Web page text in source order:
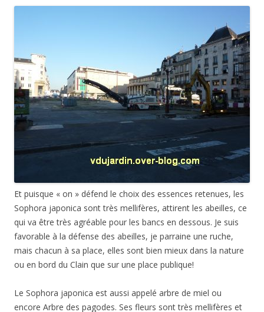
Et puisque « on » défend le choix des essences retenues, les
Sophora japonica sont très mellifères, attirent les abeilles, ce
qui va être très agréable pour les bancs en dessous. Je suis
favorable à la défense des abeilles, je parraine une ruche,
mais chacun à sa place, elles sont bien mieux dans la nature
ou en bord du Clain que sur une place publique!
Le Sophora japonica est aussi appelé arbre de miel ou
encore Arbre des pagodes. Ses fleurs sont très mellifères et